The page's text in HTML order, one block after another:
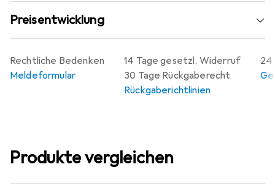
Preisentwicklung
14 Tage gesetzl. Widerruf
30 Tage Rückgaberecht
Rückgaberichtlinien
24
Rechtliche Bedenken
Meldeformular
Produkte vergleichen